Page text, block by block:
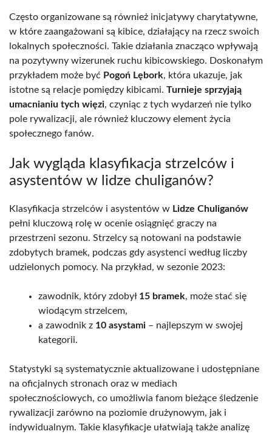
Często organizowane są również inicjatywy charytatywne,
w które zaangażowani są kibice, działający na rzecz swoich
lokalnych społeczności. Takie działania znacząco wpływają
na pozytywny wizerunek ruchu kibicowskiego. Doskonałym
przykładem może być Pogoń Lębork, która ukazuje, jak
istotne są relacje pomiędzy kibicami. Turnieje sprzyjają
umacnianiu tych więzi, czyniąc z tych wydarzeń nie tylko
pole rywalizacji, ale również kluczowy element życia
społecznego fanów.
Jak wygląda klasyfikacja strzelców i
asystentów w lidze chuliganów?
Klasyfikacja strzelców i asystentów w Lidze Chuliganów
pełni kluczową rolę w ocenie osiągnięć graczy na
przestrzeni sezonu. Strzelcy są notowani na podstawie
zdobytych bramek, podczas gdy asystenci według liczby
udzielonych pomocy. Na przykład, w sezonie 2023:
zawodnik, który zdobył 15 bramek, może stać się
wiodącym strzelcem,
a zawodnik z 10 asystami – najlepszym w swojej
kategorii.
Statystyki są systematycznie aktualizowane i udostępniane
na oficjalnych stronach oraz w mediach
społecznościowych, co umożliwia fanom bieżące śledzenie
rywalizacji zarówno na poziomie drużynowym, jak i
indywidualnym. Takie klasyfikacje ułatwiają także analizę